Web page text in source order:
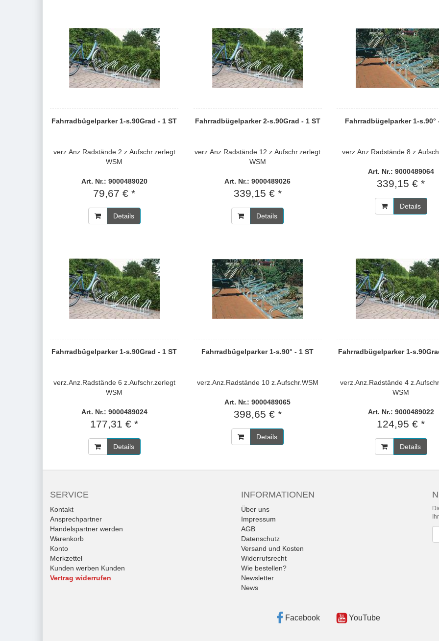
Fahrradbügelparker 1-s.90Grad - 1 ST
verz.Anz.Radstände 2 z.Aufschr.zerlegt
WSM
Art. Nr.: 9000489020
79,67 € *
Details
Fahrradbügelparker 2-s.90Grad - 1 ST
verz.Anz.Radstände 12 z.Aufschr.zerlegt
WSM
Art. Nr.: 9000489026
339,15 € *
Details
Fahrradbügelparker 1-s.90°
verz.Anz.Radstände 8
Art. Nr.: 9000489064
339,15 € *
Details
Fahrradbügelparker 1-s.90Grad - 1 ST
verz.Anz.Radstände 6 z.Aufschr.zerlegt
WSM
Art. Nr.: 9000489024
177,31 € *
Details
Fahrradbügelparker 1-s.90° - 1 ST
verz.Anz.Radstände 10 z.Aufschr.WSM
Art. Nr.: 9000489065
398,65 € *
Details
Fahrradbügelparker 1-
verz.Anz.Radstände 4
WSM
Art. Nr.: 9000489022
124,95 € *
Details
SERVICE
Kontakt
Ansprechpartner
Handelspartner werden
Warenkorb
Konto
Merkzettel
Kunden werben Kunden
Vertrag widerrufen
INFORMATIONEN
Über uns
Impressum
AGB
Datenschutz
Versand und Kosten
Widerrufsrecht
Wie bestellen?
Newsletter
News
Facebook YouTube